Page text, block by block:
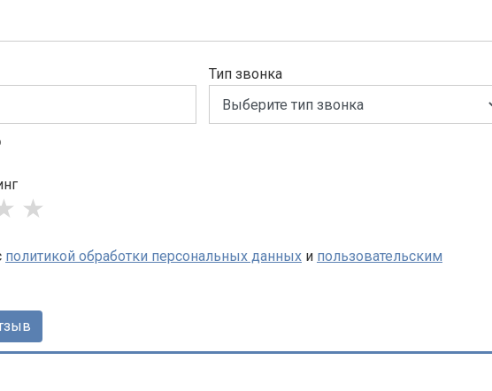
Тип звонка
★
политикой обработки персональных данных и пользовательским